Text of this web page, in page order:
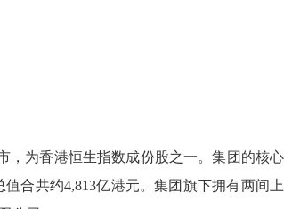
，为香港恒生指数成份股之一。集团的核心
合共约4,813亿港元。集团旗下拥有两间上